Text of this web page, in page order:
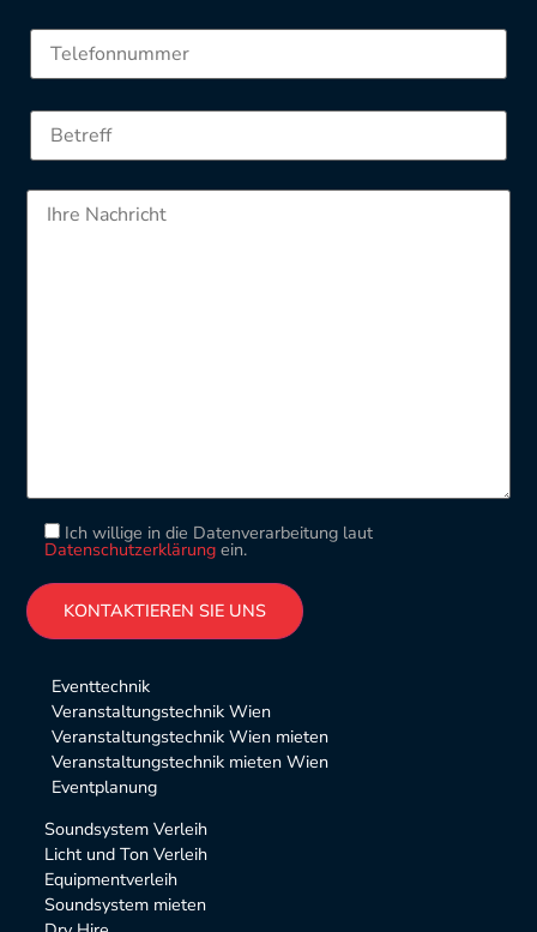
Ich willige in die Datenverarbeitung laut
Datenschutzerklärungein.
Please leave this field empty.
Eventtechnik
Veranstaltungstechnik Wien
Veranstaltungstechnik Wien mieten
Veranstaltungstechnik mieten Wien
Eventplanung
Soundsystem Verleih
Licht und Ton Verleih
Equipmentverleih
Soundsystem mieten